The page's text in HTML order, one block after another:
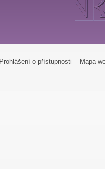
Prohlášení o přístupnosti Mapa